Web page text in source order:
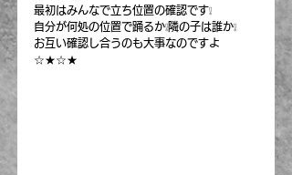
最初はみんなで立ち位置の確認です❕
自分が何処の位置で踊るか❕隣の子は誰か❕
お互い確認し合うのも大事なのですよ
☆★☆★